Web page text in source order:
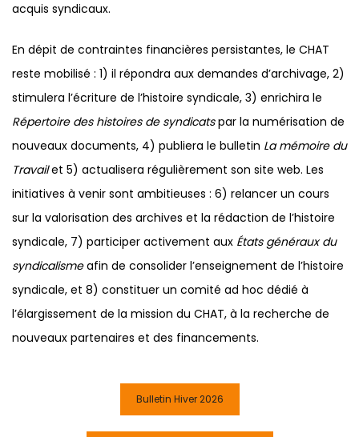
acquis syndicaux.
En dépit de contraintes financières persistantes, le CHAT
reste mobilisé : 1) il répondra aux demandes d’archivage, 2)
stimulera l’écriture de l’histoire syndicale, 3) enrichira le
Répertoire des histoires de syndicatspar la numérisation de
nouveaux documents, 4) publiera le bulletin La mémoire du
Travailet 5) actualisera régulièrement son site web. Les
initiatives à venir sont ambitieuses : 6) relancer un cours
sur la valorisation des archives et la rédaction de l’histoire
syndicale, 7) participer activement aux États généraux du
syndicalismeafin de consolider l’enseignement de l’histoire
syndicale, et 8) constituer un comité ad hoc dédié à
l’élargissement de la mission du CHAT, à la recherche de
nouveaux partenaires et des financements.
Bulletin Hiver 2026